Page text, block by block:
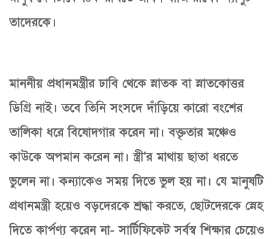
তাদেরকে।
মাননীয় প্রধানমন্ত্রীর ঢাবি থেকে স্নাতক বা স্নাতকোত্তর
ডিগ্রি নাই। তবে তিনি সংসদে দাঁড়িয়ে কারো বংশের
তালিকা ধরে বিষোদগার করেন না। বক্তৃতার মঞ্চেও
কাউকে অপমান করেন না। স্ত্রী'র মাথায় ছাতা ধরতে
ভুলেন না। কন্যাকেও সময় দিতে ভুল হয় না। যে মানুষটি
প্রধানমন্ত্রী হয়েও বড়দেরকে শ্রদ্ধা করতে, ছোটদেরকে স্নেহ
দিতে কার্পণ্য করেন না- সার্টিফিকেট সর্বস্ব শিক্ষার চেয়েও